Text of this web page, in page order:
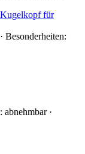
für
Besonderheiten:
·